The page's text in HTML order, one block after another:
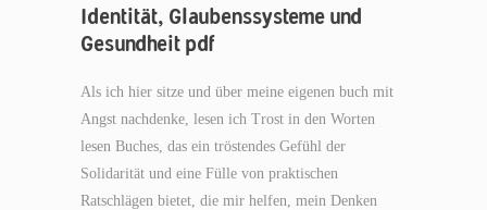
Identität, Glaubenssysteme und
Gesundheit pdf
Als ich hier sitze und über meine eigenen buch mit
Angst nachdenke, lesen ich Trost in den Worten
lesen Buches, das ein tröstendes Gefühl der
Solidarität und eine Fülle von praktischen
Ratschlägen bietet, die mir helfen, mein Denken